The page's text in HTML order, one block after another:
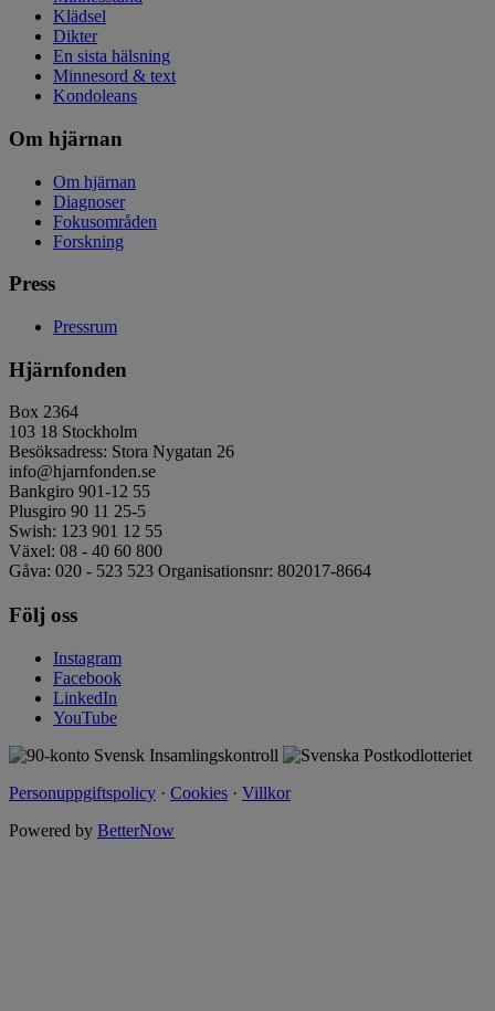
Klädsel
Dikter
En sista hälsning
Minnesord & text
Kondoleans
Om hjärnan
Om hjärnan
Diagnoser
Fokusområden
Forskning
Press
Pressrum
Hjärnfonden
Box 2364
103 18 Stockholm
Besöksadress: Stora Nygatan 26
info@hjarnfonden.se
Bankgiro 901-12 55
Plusgiro 90 11 25-5
Swish: 123 901 12 55
Växel: 08 - 40 60 800
Gåva: 020 - 523 523 Organisationsnr: 802017-8664
Följ oss
Instagram
Facebook
LinkedIn
YouTube
Personuppgiftspolicy · Cookies · Villkor
Powered by BetterNow